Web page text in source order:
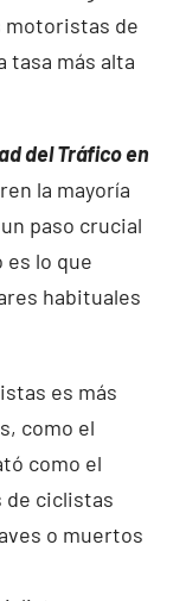
motoristas de
tasa más alta
del Tráfico en
la mayoría
paso crucial
es lo que
habituales
es más
como el
como el
de ciclistas
o muertos